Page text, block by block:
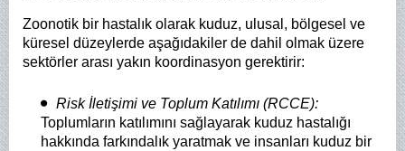
Zoonotik bir hastalık olarak kuduz, ulusal, bölgesel ve
küresel düzeylerde aşağıdakiler de dahil olmak üzere
sektörler arası yakın koordinasyon gerektirir:
Risk İletişimi ve Toplum Katılımı (RCCE):
Toplumların katılımını sağlayarak kuduz hastalığı
hakkında farkındalık yaratmak ve insanları kuduz bir